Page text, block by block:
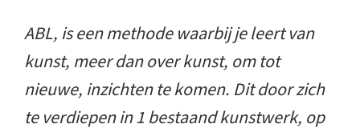
ABL, is een methode waarbij je leert van
kunst, meer dan over kunst, om tot
nieuwe, inzichten te komen. Dit door zich
te verdiepen in 1 bestaand kunstwerk, op